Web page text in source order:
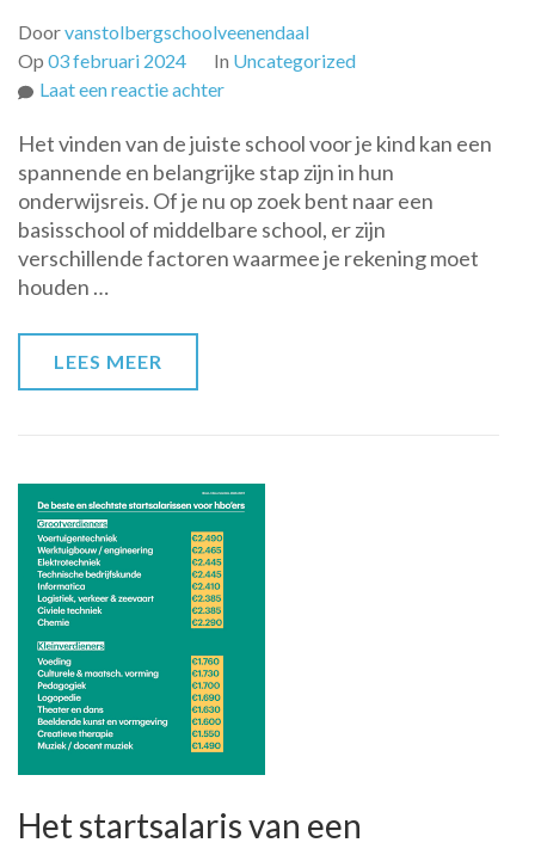
Doorvanstolbergschoolveenendaal
Op 03 februari 2024 In Uncategorized
Laat een reactie achterop
zoek
naar
de
perfecte
school:
onderwijsinstelling
Het vinden van de juiste school voor je kind kan een
spannende en belangrijke stap zijn in hun
onderwijsreis. Of je nu op zoek bent naar een
basisschool of middelbare school, er zijn
verschillende factoren waarmee je rekening moet
houden …
LEES MEER
Het startsalaris van een